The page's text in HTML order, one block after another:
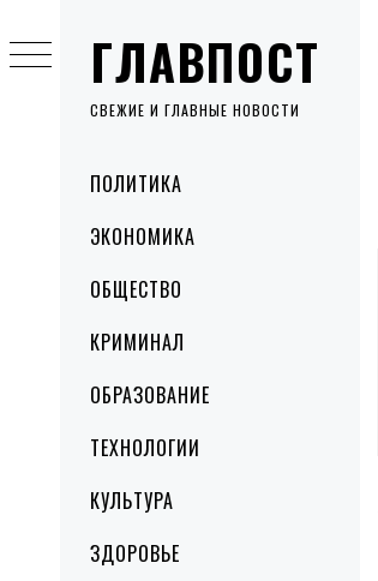
ГЛАВПОСТ
СВЕЖИЕ И ГЛАВНЫЕ НОВОСТИ
MenuПОЛИТИКА
ЭКОНОМИКА
ОБЩЕСТВО
КРИМИНАЛ
ОБРАЗОВАНИЕ
ТЕХНОЛОГИИ
КУЛЬТУРА
ЗДОРОВЬЕ
to
content